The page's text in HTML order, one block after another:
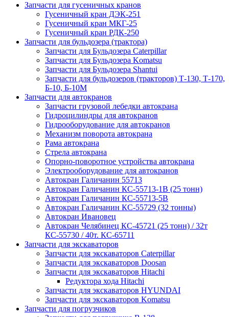
Запчасти для гусеничных кранов
Гусеничный кран ДЭК-251
Гусеничный кран МКГ-25
Гусеничный кран РДК-250
Запчасти для бульдозера (трактора)
Запчасти для Бульдозера Caterpillar
Запчасти для Бульдозера Komatsu
Запчасти для Бульдозера Shantui
Запчасти для бульдозеров (тракторов) Т-130, Т-170,
Б-10, Б-10М
Запчасти для автокранов
Запчасти грузовой лебедки автокрана
Гидроцилиндры для автокранов
Гидрооборудование для автокранов
Механизм поворота автокрана
Рама автокрана
Стрела автокрана
Опорно-поворотное устройства автокрана
Электрооборудование для автокранов
Автокран Галичанин 55713
Автокран Галичанин КС-55713-1В (25 тонн)
Автокран Галичанин КС-55713-5В
Автокран Галичанин КС-55729 (32 тонны)
Автокран Ивановец
Автокран Челябинец КС-45721 (25 тонн) / 32т
КС-55730 / 40т. КС-65711
Запчасти для экскаваторов
Запчасти для экскаваторов Caterpillar
Запчасти для экскаваторов Doosan
Запчасти для экскаваторов Hitachi
Редуктора хода Hitachi
Запчасти для экскаваторов HYUNDAI
Запчасти для экскаваторов Komatsu
Запчасти для погрузчиков